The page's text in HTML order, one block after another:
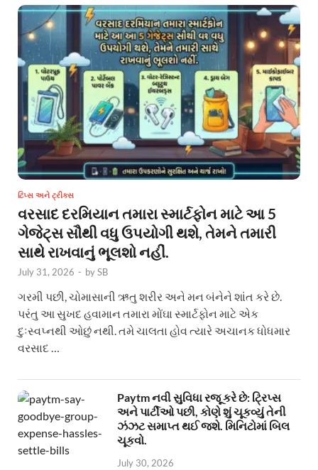
ટિપ્સ અને ટ્રીક્સ
વરસાદ દરમિયાન તમારા સ્માર્ટફોન માટે આ 5
ગેજેટ્સ સૌથી વધુ ઉપયોગી થશે, તેમને તમારી
સાથે રાખવાનું ભૂલશો નહીં.
July 31, 2026 - bySB
ગરમી પછી, ચોમાસાની ઋતુ શરીર અને મન બંનેને શાંત કરે છે.
પરંતુ આ સુખદ હવામાન તમારા મોંઘા સ્માર્ટફોન માટે એક
દુઃસ્વપ્નથી ઓછું નથી. તમે ચાલતા હોવ ત્યારે અચાનક ધોધમાર
વરસાદ …
Paytm નવી સુવિધા રજૂ કરે છે: ટ્રિપ્સ
અને પાર્ટીઓ પછી, કોણે શું ચૂકવ્યું તેની
ઝંઝટ સમાપ્ત થઈ જશે. મિનિટોમાં બિલ
ચૂકવો.
July 30, 2026